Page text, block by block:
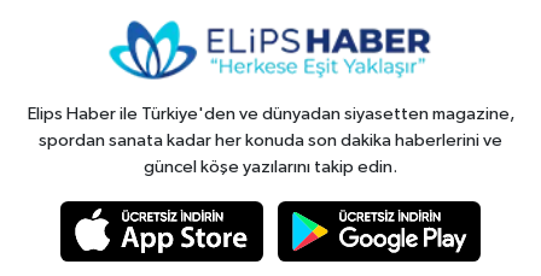
Elips Haber ile Türkiye'den ve dünyadan siyasetten magazine,
spordan sanata kadar her konuda son dakika haberlerini ve
güncel köşe yazılarını takip edin.